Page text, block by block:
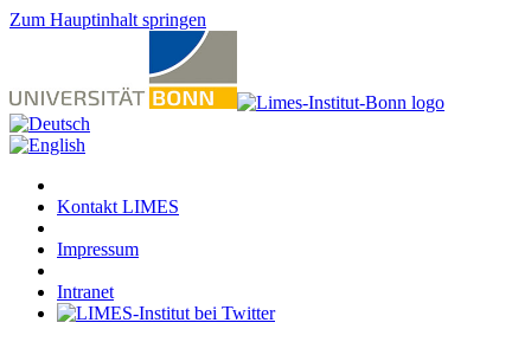
Zum Hauptinhalt springen
Kontakt LIMES
Impressum
Intranet